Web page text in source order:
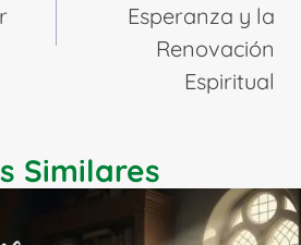
Esperanza y la
Renovación
Espiritual
Similares